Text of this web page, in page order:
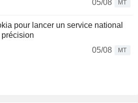
05/08
MT
pour lancer un service national
05/08
MT